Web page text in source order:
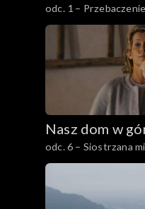
odc. 1 –
Nasz dom w
odc. 6 – Siostrzana